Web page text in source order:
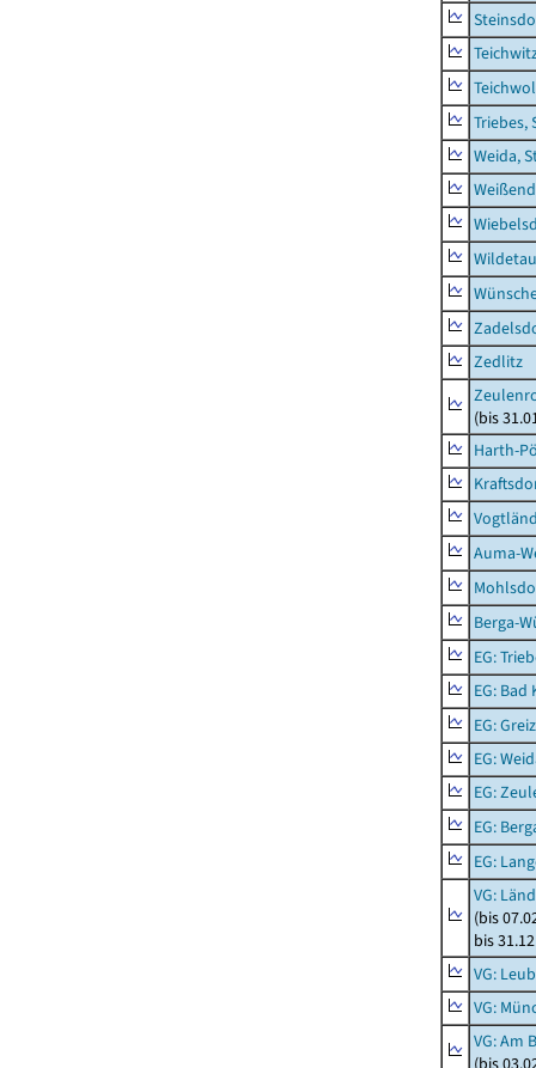
Triebes,
Weida,
Zedlitz
(bis
Harth-
Auma-
Berga-
EG:
EG:
EG:
EG:
EG:
EG:
EG:
VG:
(bis
bis
VG:
VG:
VG: Am